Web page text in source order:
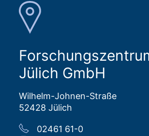
Jülich GmbH
Wilhelm-Johnen-Straße
52428 Jülich
02461 61-0